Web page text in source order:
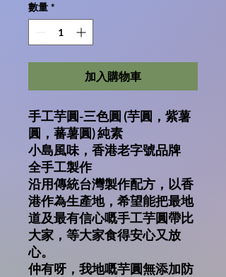
數量 *
加入購物車
手工芋圓-三色圓 (芋圓，紫薯
圓，蕃薯圓)純素
小島風味，香港老字號品牌
全手工製作
沿用傳統台灣製作配方，以香
港作為生產地，希望能把最地
道及最有信心嘅手工芋圓帶比
大家，等大家食得安心又放
心。
仲有呀，我地嘅芋圓無添加防